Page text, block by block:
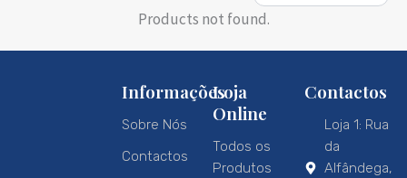
Products not found.
Informações
Sobre Nós
Contactos
Loja
Online
Todos os
Produtos
Contactos
Loja 1: Rua
da
Alfândega,